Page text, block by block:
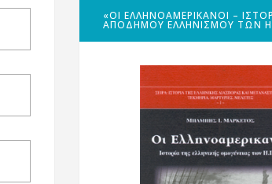
«ΟΙ ΕΛΛΗΝΟΑΜΕΡΙΚΑΝΟΊ –
ΑΠΌΔΗΜΟΥ ΕΛΛΗΝΙΣΜΟΎ ΤΩΝ